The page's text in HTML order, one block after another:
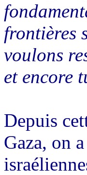
frontières
voulons
et encore
Depuis
Gaza, on